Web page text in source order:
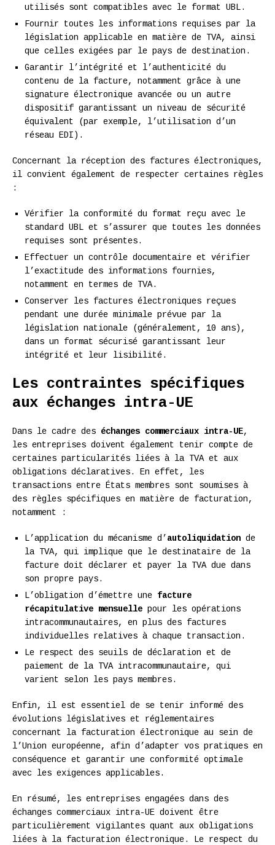
utilisés sont compatibles avec le format UBL.
Fournir toutes les informations requises par la
législation applicable en matière de TVA, ainsi
que celles exigées par le pays de destination.
Garantir l’intégrité et l’authenticité du
contenu de la facture, notamment grâce à une
signature électronique avancée ou un autre
dispositif garantissant un niveau de sécurité
équivalent (par exemple, l’utilisation d’un
réseau EDI).
Concernant la réception des factures électroniques,
il convient également de respecter certaines règles
:
Vérifier la conformité du format reçu avec le
standard UBL et s’assurer que toutes les données
requises sont présentes.
Effectuer un contrôle documentaire et vérifier
l’exactitude des informations fournies,
notamment en termes de TVA.
Conserver les factures électroniques reçues
pendant une durée minimale prévue par la
législation nationale (généralement, 10 ans),
dans un format sécurisé garantissant leur
intégrité et leur lisibilité.
Les contraintes spécifiques
aux échanges intra-UE
Dans le cadre des échanges commerciaux intra-UE,
les entreprises doivent également tenir compte de
certaines particularités liées à la TVA et aux
obligations déclaratives. En effet, les
transactions entre États membres sont soumises à
des règles spécifiques en matière de facturation,
notamment :
L’application du mécanisme d’ autoliquidation de
la TVA, qui implique que le destinataire de la
facture doit déclarer et payer la TVA due dans
son propre pays.
L’obligation d’émettre une facture
récapitulative mensuelle pour les opérations
intracommunautaires, en plus des factures
individuelles relatives à chaque transaction.
Le respect des seuils de déclaration et de
paiement de la TVA intracommunautaire, qui
varient selon les pays membres.
Enfin, il est essentiel de se tenir informé des
évolutions législatives et réglementaires
concernant la facturation électronique au sein de
l’Union européenne, afin d’adapter vos pratiques en
conséquence et garantir une conformité optimale
avec les exigences applicables.
En résumé, les entreprises engagées dans des
échanges commerciaux intra-UE doivent être
particulièrement vigilantes quant aux obligations
liées à la facturation électronique. Le respect du